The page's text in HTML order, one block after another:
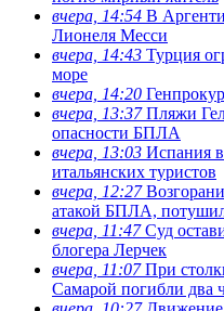
вчера, 14:54 В
Лионеля Месси
вчера, 14:43 Турция
море
вчера, 14:20
вчера, 13:37Пляжи
опасности БПЛА
вчера, 13:03 Испания
итальянских туристов
вчера, 12:27
атакой БПЛА,
вчера, 11:47Суд
блогера Лерчек
вчера, 11:07При
Самарой погибли два